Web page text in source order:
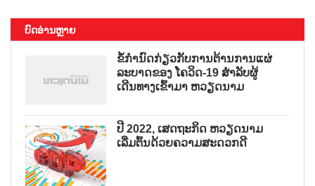
ບົດອ່ານຫຼາຍ
ຂໍ້ກຳນົດກ່ຽວກັບການຕ້ານການແຜ່
ລະບາດຂອງ ໂຄວິດ-19 ສຳລັບຜູ້
ເດີນທາງເຂົ້າມາ ຫວຽດນາມ
ປີ 2022, ເສດຖະກິດ ຫວຽດນາມ
ເລີ່ມຕົ້ນດ້ວຍຄວາມສະດວກດີ